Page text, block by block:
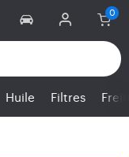
Huile Filtres